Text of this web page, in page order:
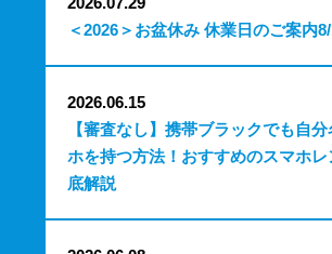
＜2026＞お盆休み 休業日のご案内
2026.06.15
【審査なし】携帯ブラックでも自
ホを持つ方法！おすすめのスマホ
底解説